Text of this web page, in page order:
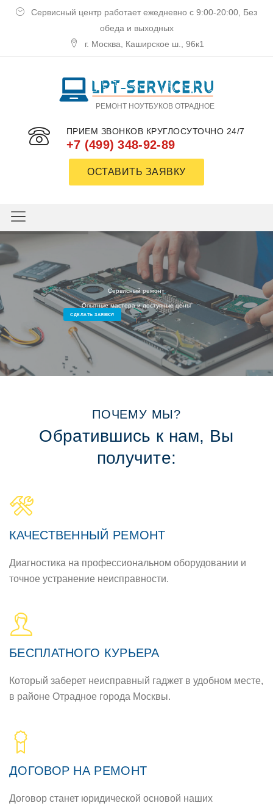
Сервисный центр работает ежедневно с 9:00-20:00, Без
обеда и выходных
г. Москва, Каширское ш., 96к1
РЕМОНТ НОУТБУКОВ ОТРАДНОЕ
ПРИЕМ ЗВОНКОВ КРУГЛОСУТОЧНО 24/7
+7 (499) 348-92-89
ОСТАВИТЬ ЗАЯВКУ
Сервисный ремонт
Опытные мастера и доступные цены
СДЕЛАТЬ ЗАЯВКУ!
ПОЧЕМУ МЫ?
Обратившись к нам, Вы
получите:
КАЧЕСТВЕННЫЙ РЕМОНТ
Диагностика на профессиональном оборудовании и
точное устранение неисправности.
БЕСПЛАТНОГО КУРЬЕРА
Который заберет неисправный гаджет в удобном месте,
в районе Отрадное города Москвы.
ДОГОВОР НА РЕМОНТ
Договор станет юридической основой наших